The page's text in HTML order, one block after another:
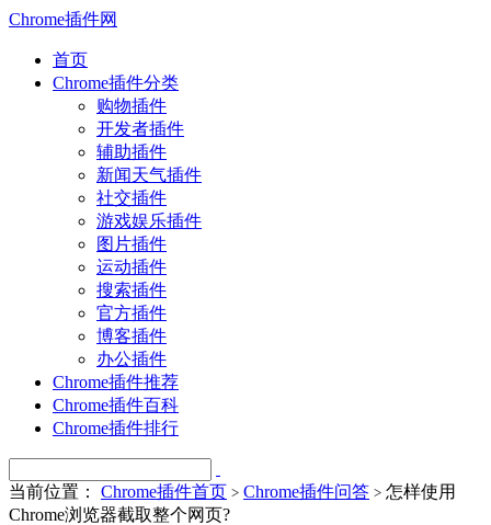
Chrome插件网
首页
Chrome插件分类
购物插件
开发者插件
辅助插件
新闻天气插件
社交插件
游戏娱乐插件
图片插件
运动插件
搜索插件
官方插件
博客插件
办公插件
Chrome插件推荐
Chrome插件百科
Chrome插件排行
当前位置： Chrome插件首页 > Chrome插件问答 > 怎样使用
Chrome浏览器截取整个网页?